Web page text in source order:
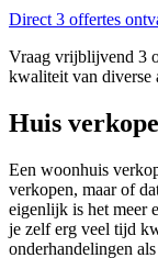
Direct 3 offertes
Vraag vrijblijvend 3
kwaliteit van diverse
Huis
Een woonhuis
verkopen, maar of
eigenlijk is het meer
je zelf erg veel tijd
onderhandelingen